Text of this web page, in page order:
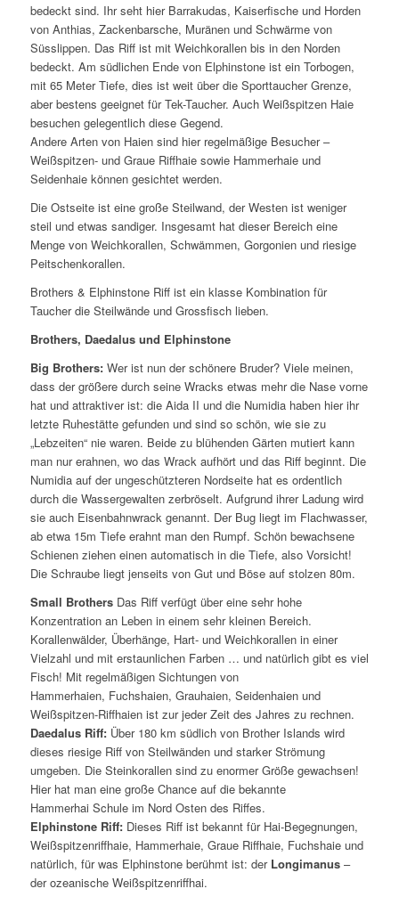
bedeckt sind. Ihr seht hier Barrakudas, Kaiserfische und Horden
von Anthias, Zackenbarsche, Muränen und Schwärme von
Süsslippen. Das Riff ist mit Weichkorallen bis in den Norden
bedeckt. Am südlichen Ende von Elphinstone ist ein Torbogen,
mit 65 Meter Tiefe, dies ist weit über die Sporttaucher Grenze,
aber bestens geeignet für Tek-Taucher. Auch Weißspitzen Haie
besuchen gelegentlich diese Gegend.
Andere Arten von Haien sind hier regelmäßige Besucher –
Weißspitzen- und Graue Riffhaie sowie Hammerhaie und
Seidenhaie können gesichtet werden.
Die Ostseite ist eine große Steilwand, der Westen ist weniger
steil und etwas sandiger. Insgesamt hat dieser Bereich eine
Menge von Weichkorallen, Schwämmen, Gorgonien und riesige
Peitschenkorallen.
Brothers & Elphinstone Riff ist ein klasse Kombination für
Taucher die Steilwände und Grossfisch lieben.
Brothers, Daedalus und Elphinstone
Big Brothers:Wer ist nun der schönere Bruder? Viele meinen,
dass der größere durch seine Wracks etwas mehr die Nase vorne
hat und attraktiver ist: die Aida II und die Numidia haben hier ihr
letzte Ruhestätte gefunden und sind so schön, wie sie zu
„Lebzeiten“ nie waren. Beide zu blühenden Gärten mutiert kann
man nur erahnen, wo das Wrack aufhört und das Riff beginnt. Die
Numidia auf der ungeschützteren Nordseite hat es ordentlich
durch die Wassergewalten zerbröselt. Aufgrund ihrer Ladung wird
sie auch Eisenbahnwrack genannt. Der Bug liegt im Flachwasser,
ab etwa 15m Tiefe erahnt man den Rumpf. Schön bewachsene
Schienen ziehen einen automatisch in die Tiefe, also Vorsicht!
Die Schraube liegt jenseits von Gut und Böse auf stolzen 80m.
Small BrothersDas Riff verfügt über eine sehr hohe
Konzentration an Leben in einem sehr kleinen Bereich.
Korallenwälder, Überhänge, Hart- und Weichkorallen in einer
Vielzahl und mit erstaunlichen Farben … und natürlich gibt es viel
Fisch! Mit regelmäßigen Sichtungen von
Hammerhaien, Fuchshaien, Grauhaien, Seidenhaien und
Weißspitzen-Riffhaien ist zur jeder Zeit des Jahres zu rechnen.
Daedalus Riff: Über 180 km südlich von Brother Islands wird
dieses riesige Riff von Steilwänden und starker Strömung
umgeben. Die Steinkorallen sind zu enormer Größe gewachsen!
Hier hat man eine große Chance auf die bekannte
Hammerhai Schule im Nord Osten des Riffes.
Elphinstone Riff:Dieses Riff ist bekannt für Hai-Begegnungen,
Weißspitzenriffhaie, Hammerhaie, Graue Riffhaie, Fuchshaie und
natürlich, für was Elphinstone berühmt ist: der Longimanus–
der ozeanische Weißspitzenriffhai.